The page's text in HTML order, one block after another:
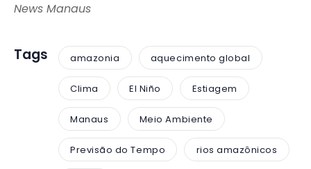
News Manaus
Tags amazonia aquecimento global
Clima El Niño Estiagem
Manaus Meio Ambiente
Previsão do Tempo rios amazônicos